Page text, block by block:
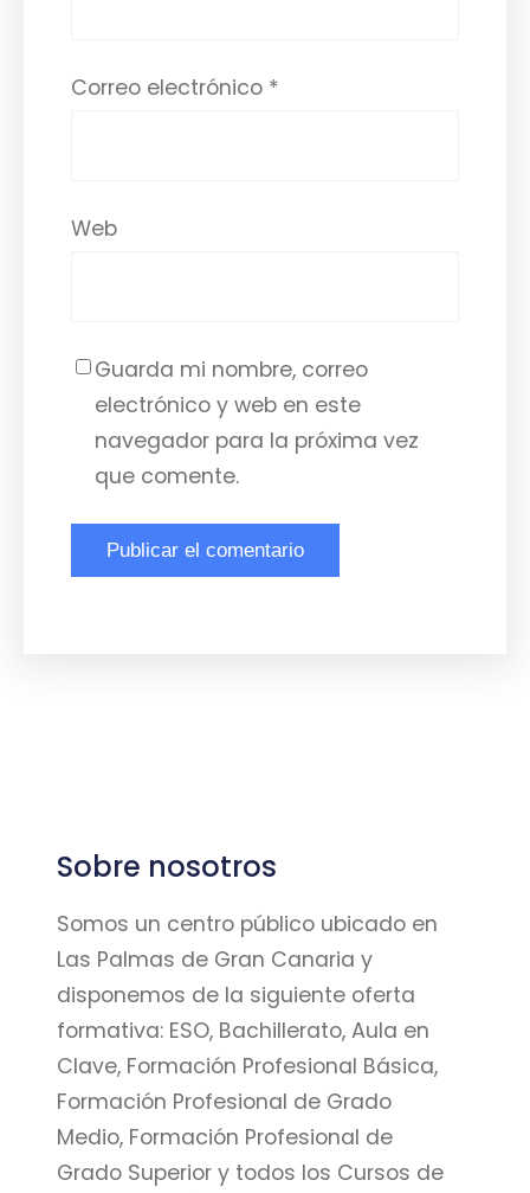
Correo electrónico *
Web
Guarda mi nombre, correo
electrónico y web en este
navegador para la próxima vez
que comente.
Sobre nosotros
Somos un centro público ubicado en
Las Palmas de Gran Canaria y
disponemos de la siguiente oferta
formativa: ESO, Bachillerato, Aula en
Clave, Formación Profesional Básica,
Formación Profesional de Grado
Medio, Formación Profesional de
Grado Superior y todos los Cursos de